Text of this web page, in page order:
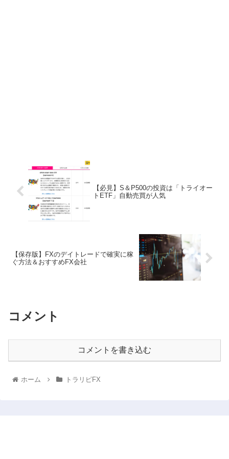
【必見】S＆P500の投資は「トライオー
トETF」自動売買が人気
【保存版】FXのデイトレードで確実に稼
ぐ方法＆おすすめFX会社
コメント
コメントを書き込む
ホーム トラリピFX